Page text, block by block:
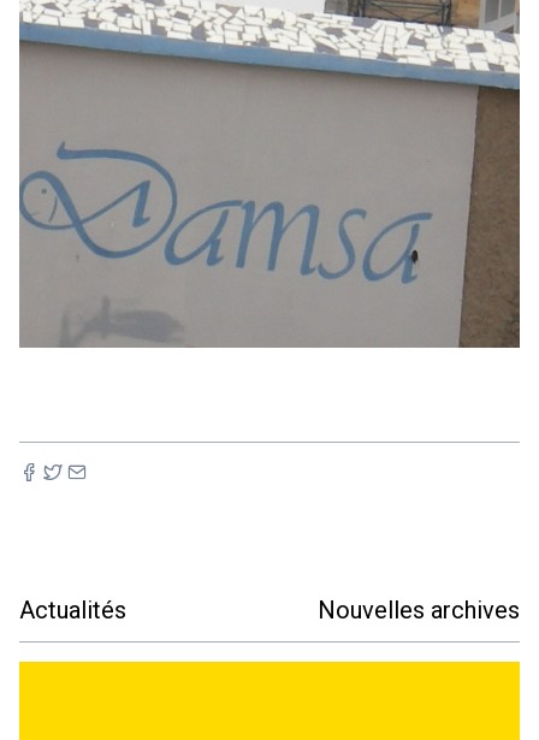
Actualités Nouvelles archives